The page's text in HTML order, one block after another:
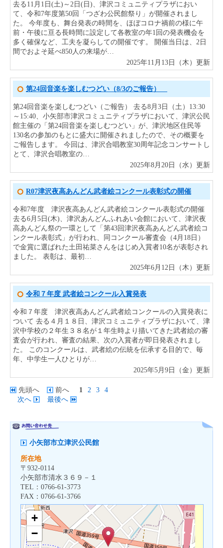
去る11月1日(土)～2日(日)、津沢コミュニティプラザにおい
て、令和7年度第50回「つざわ公民館祭り」が開催されまし
た。 今年度も、舞台発表の時間を、ほぼコロナ禍前の様に午
前・午後に亘る長時間に設定して各教室の年1回の発表機会を
多く確保など、工夫を凝らしての開催です。 開催当日は、2日
間でおよそ延べ850人の来場が…
2025年11月13日（木）更新
第24回音楽を楽しむつどい（8/3のご報告）
第24回音楽を楽しむつどい（ご報告） 去る8月3日（土）13:30
～15:40、小矢部市津沢コミュニティプラザにおいて、津沢公民
館主催の「第24回音楽を楽しむつどい」が、津沢地区住民等
130名の参加のもとに盛大に開催されましたので、その概要を
ご報告します。 今回は、津沢合唱教室30周年記念コンサートし
とて、津沢合唱教室の…
2025年8月20日（水）更新
R07津沢夜高あんどん武者絵コンクール表彰式の開催
令和7年度 津沢夜高あんどん武者絵コンクール表彰式の開催
去る6月5日(木)、津沢あんどんふれあい会館において、津沢夜
高あんどん祭の一環として「第43回津沢夜高あんどん武者絵コ
ンクール表彰式」が行われ、同コンクール審査会（4月18日）
で金賞に選ばれた土田祐菜さんをはじめ入賞者10名が表彰され
ました。 表彰は、最初…
2025年6月12日（木）更新
令和７年度 武者絵コンクール入賞発表
令和７年度 津沢夜高あんどん武者絵コンクールの入賞発表に
ついて 去る４月１８日、津沢コミュニティプラザにおいて、津
沢中学校の２年生３８名が１年生時より描いてきた武者絵の審
査会が行われ、審査の結果、次の入賞者が即日発表されまし
た。 このコンクールは、武者絵の伝統を伝承する目的で、毎
年、中学生一人ひとりが…
2025年5月9日（金）更新
先頭へ 前へ 1 2 3
4
次へ
最後へ
小矢部市立津沢公民館
所在地
〒 932-0114
小矢部市清水３６９－１
TEL： 0766-61-3773
FAX： 0766-61-3766
+
−